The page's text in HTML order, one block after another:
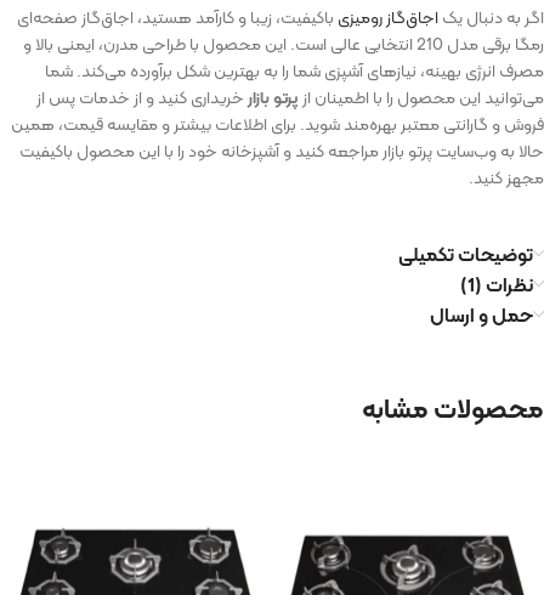
اگر به دنبال یکاجاق‌گاز رومیزی باکیفیت، زیبا و کارآمد هستید، اجاق‌گاز صفحه‌ای
رمگا برقی مدل 210 انتخابی عالی است. این محصول با طراحی مدرن، ایمنی بالا و
مصرف انرژی بهینه، نیازهای آشپزی شما را به بهترین شکل برآورده می‌کند. شما
می‌توانید این محصول را با اطمینان از پرتو بازار خریداری کنید و از خدمات پس از
فروش و گارانتی معتبر بهره‌مند شوید. برای اطلاعات بیشتر و مقایسه قیمت، همین
حالا به وب‌سایت پرتو بازار مراجعه کنید و آشپزخانه خود را با این محصول باکیفیت
مجهز کنید.
توضیحات تکمیلی
نظرات (1)
حمل و ارسال
محصولات مشابه